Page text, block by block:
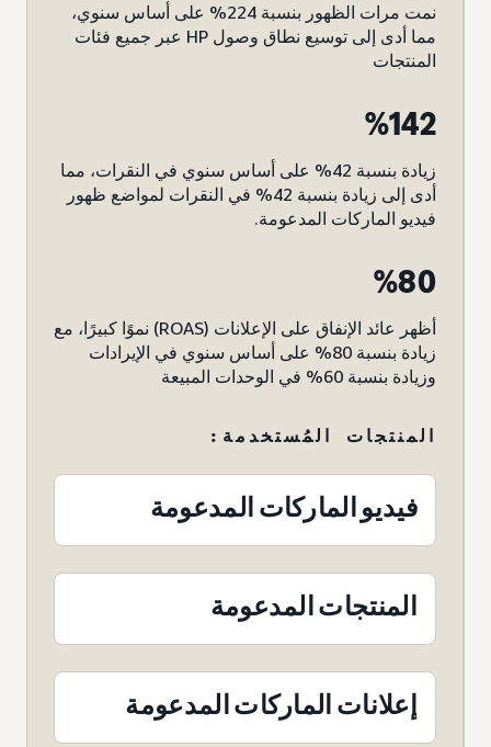
نمت مرات الظهور بنسبة 224% على أساس سنوي،
مما أدى إلى توسيع نطاق وصول HP عبر جميع فئات
المنتجات
%142
زيادة بنسبة 42% على أساس سنوي في النقرات، مما
أدى إلى زيادة بنسبة 42% في النقرات لمواضع ظهور
فيديو الماركات المدعومة.
%80
أظهر عائد الإنفاق على الإعلانات (ROAS) نموًا كبيرًا، مع
زيادة بنسبة 80% على أساس سنوي في الإيرادات
وزيادة بنسبة 60% في الوحدات المبيعة
المنتجات المُستخدمة:
فيديو الماركات المدعومة
المنتجات المدعومة
إعلانات الماركات المدعومة